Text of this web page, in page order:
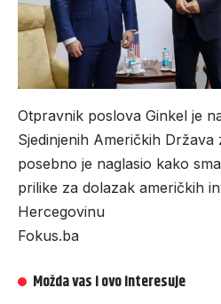
Otpravnik poslova Ginkel je
Sjedinjenih Američkih Država
posebno je naglasio kako
prilike za dolazak američkih
Hercegovinu
Fokus.ba
Možda vas i ovo interesuje